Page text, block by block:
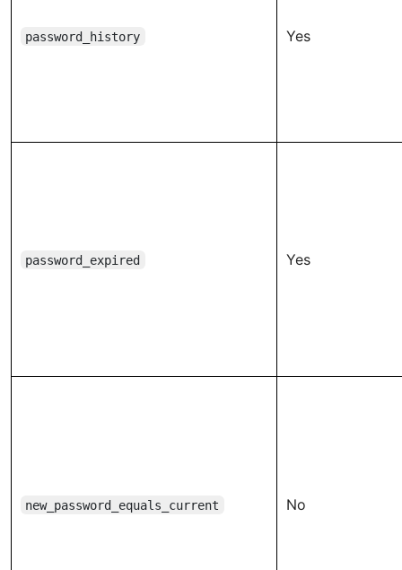
password_history Yes
password_expired Yes
new_password_equals_current No